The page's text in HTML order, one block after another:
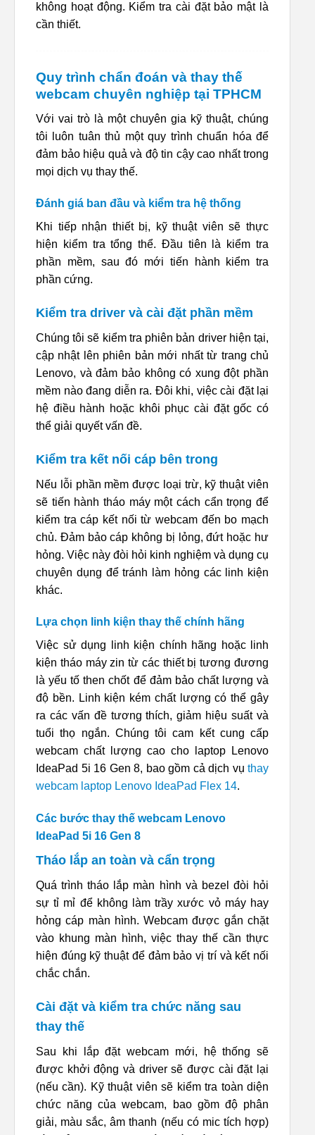
không hoạt động. Kiểm tra cài đặt bảo mật là
cần thiết.
Quy trình chẩn đoán và thay thế
webcam chuyên nghiệp tại TPHCM
Với vai trò là một chuyên gia kỹ thuật, chúng
tôi luôn tuân thủ một quy trình chuẩn hóa để
đảm bảo hiệu quả và độ tin cậy cao nhất trong
mọi dịch vụ thay thế.
Đánh giá ban đầu và kiểm tra hệ thống
Khi tiếp nhận thiết bị, kỹ thuật viên sẽ thực
hiện kiểm tra tổng thể. Đầu tiên là kiểm tra
phần mềm, sau đó mới tiến hành kiểm tra
phần cứng.
Kiểm tra driver và cài đặt phần mềm
Chúng tôi sẽ kiểm tra phiên bản driver hiện tại,
cập nhật lên phiên bản mới nhất từ trang chủ
Lenovo, và đảm bảo không có xung đột phần
mềm nào đang diễn ra. Đôi khi, việc cài đặt lại
hệ điều hành hoặc khôi phục cài đặt gốc có
thể giải quyết vấn đề.
Kiểm tra kết nối cáp bên trong
Nếu lỗi phần mềm được loại trừ, kỹ thuật viên
sẽ tiến hành tháo máy một cách cẩn trọng để
kiểm tra cáp kết nối từ webcam đến bo mạch
chủ. Đảm bảo cáp không bị lỏng, đứt hoặc hư
hỏng. Việc này đòi hỏi kinh nghiệm và dụng cụ
chuyên dụng để tránh làm hỏng các linh kiện
khác.
Lựa chọn linh kiện thay thế chính hãng
Việc sử dụng linh kiện chính hãng hoặc linh
kiện tháo máy zin từ các thiết bị tương đương
là yếu tố then chốt để đảm bảo chất lượng và
độ bền. Linh kiện kém chất lượng có thể gây
ra các vấn đề tương thích, giảm hiệu suất và
tuổi thọ ngắn. Chúng tôi cam kết cung cấp
webcam chất lượng cao cho laptop Lenovo
IdeaPad 5i 16 Gen 8, bao gồm cả dịch vụ thay
webcam laptop Lenovo IdeaPad Flex 14.
Các bước thay thế webcam Lenovo
IdeaPad 5i 16 Gen 8
Tháo lắp an toàn và cẩn trọng
Quá trình tháo lắp màn hình và bezel đòi hỏi
sự tỉ mỉ để không làm trầy xước vỏ máy hay
hỏng cáp màn hình. Webcam được gắn chặt
vào khung màn hình, việc thay thế cần thực
hiện đúng kỹ thuật để đảm bảo vị trí và kết nối
chắc chắn.
Cài đặt và kiểm tra chức năng sau
thay thế
Sau khi lắp đặt webcam mới, hệ thống sẽ
được khởi động và driver sẽ được cài đặt lại
(nếu cần). Kỹ thuật viên sẽ kiểm tra toàn diện
chức năng của webcam, bao gồm độ phân
giải, màu sắc, âm thanh (nếu có mic tích hợp)